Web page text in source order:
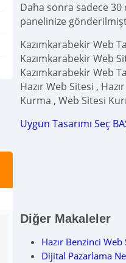
Daha sonra sadece
panelinize
Kazımkarabekir Web
Kazımkarabekir Web
Kazımkarabekir Web
Hazır Web Sitesi ,
Kurma , Web Sitesi
Uygun Tasarımı Seç
Diğer Makaleler
Hazır Benzinci Web
Dijital Pazarlama